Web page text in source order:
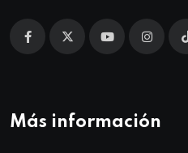
Más información